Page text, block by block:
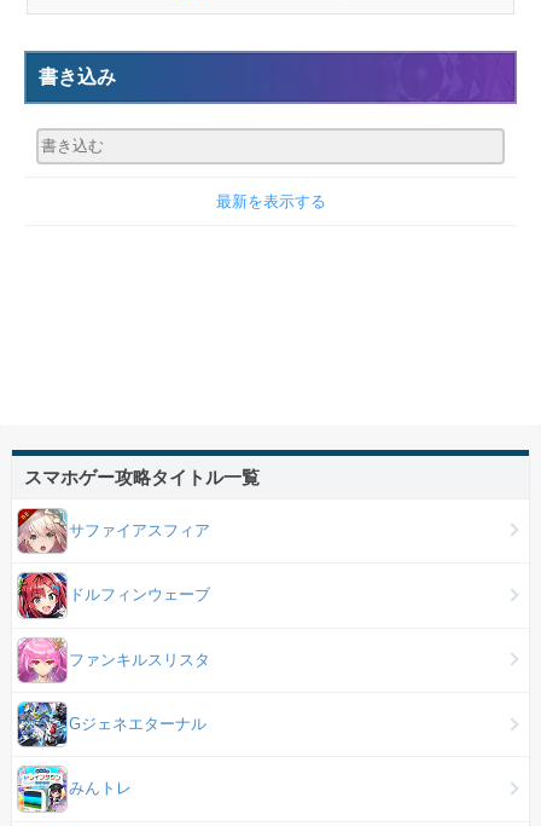
書き込み
最新を表示する
スマホゲー攻略タイトル一覧
サファイアスフィア
ドルフィンウェーブ
ファンキルスリスタ
Gジェネエターナル
みんトレ